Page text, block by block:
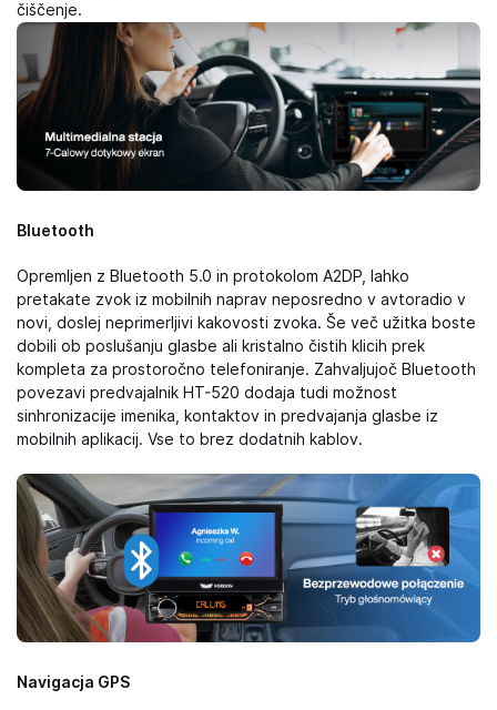
čiščenje.
Bluetooth
Opremljen z Bluetooth 5.0 in protokolom A2DP, lahko
pretakate zvok iz mobilnih naprav neposredno v avtoradio v
novi, doslej neprimerljivi kakovosti zvoka. Še več užitka boste
dobili ob poslušanju glasbe ali kristalno čistih klicih prek
kompleta za prostoročno telefoniranje. Zahvaljujoč Bluetooth
povezavi predvajalnik HT-520 dodaja tudi možnost
sinhronizacije imenika, kontaktov in predvajanja glasbe iz
mobilnih aplikacij. Vse to brez dodatnih kablov.
Navigacja GPS